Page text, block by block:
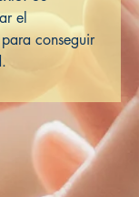
el
conseguir